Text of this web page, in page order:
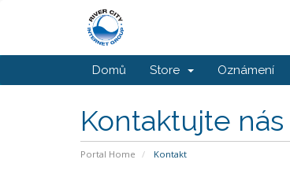
Domů Store Oznámení
Kontaktujte nás
Portal Home Kontakt